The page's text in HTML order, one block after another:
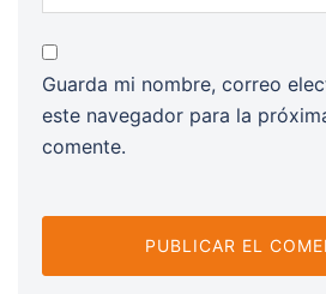
Guarda mi nombre, correo
este navegador para la
comente.